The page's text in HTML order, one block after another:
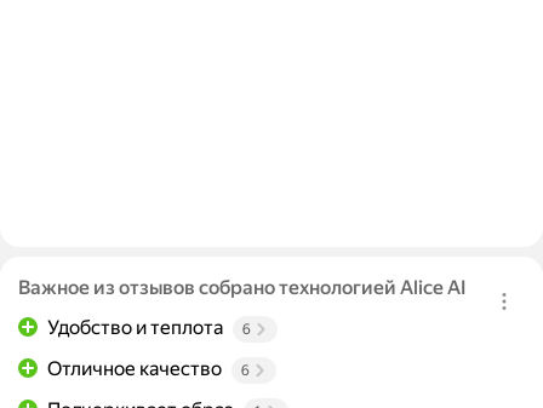
Важное из отзывов собрано технологией Alice AI
Удобство и теплота
6
Отличное качество 6